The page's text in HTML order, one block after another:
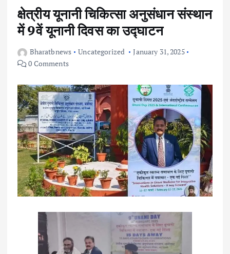
क्षेत्रीय यूनानी चिकित्सा अनुसंधान संस्थान
में 9वें यूनानी दिवस का उद्घाटन
Bharatbnews Uncategorized
January 31, 2025
0 Comments